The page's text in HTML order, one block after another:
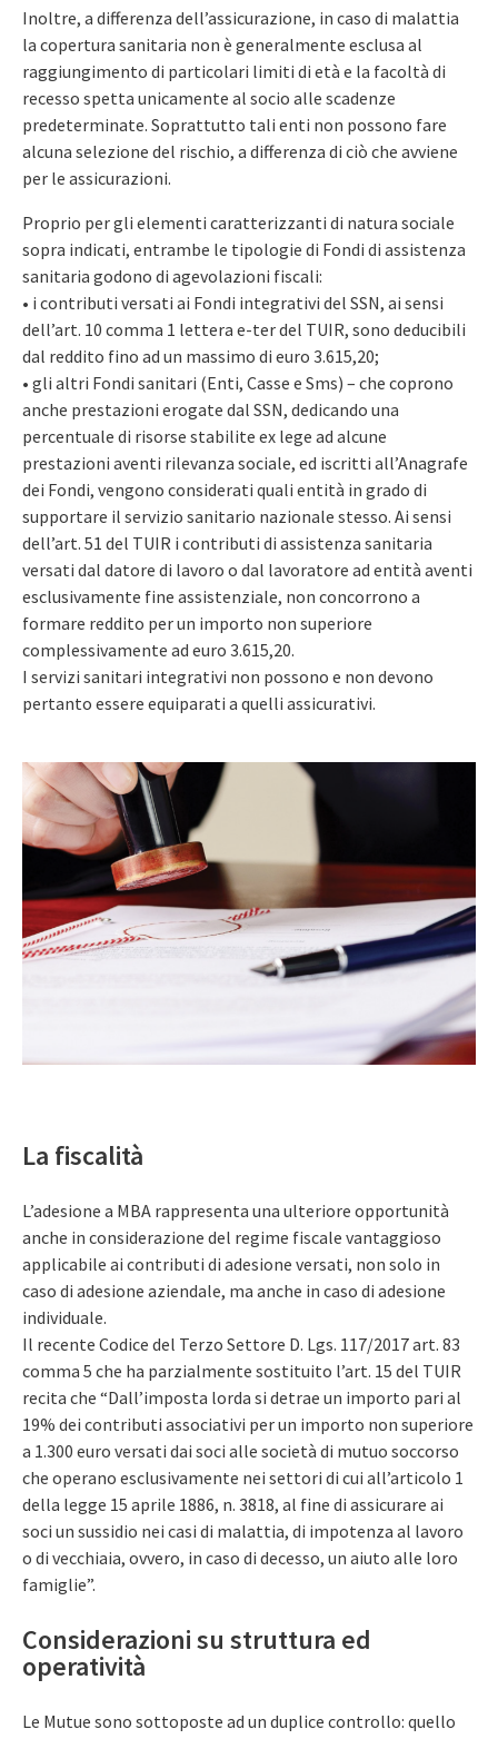
Inoltre, a differenza dell’assicurazione, in caso di malattia
la copertura sanitaria non è generalmente esclusa al
raggiungimento di particolari limiti di età e la facoltà di
recesso spetta unicamente al socio alle scadenze
predeterminate. Soprattutto tali enti non possono fare
alcuna selezione del rischio, a differenza di ciò che avviene
per le assicurazioni.
Proprio per gli elementi caratterizzanti di natura sociale
sopra indicati, entrambe le tipologie di Fondi di assistenza
sanitaria godono di agevolazioni fiscali:
• i contributi versati ai Fondi integrativi del SSN, ai sensi
dell’art. 10 comma 1 lettera e-ter del TUIR, sono deducibili
dal reddito fino ad un massimo di euro 3.615,20;
• gli altri Fondi sanitari (Enti, Casse e Sms) – che coprono
anche prestazioni erogate dal SSN, dedicando una
percentuale di risorse stabilite ex lege ad alcune
prestazioni aventi rilevanza sociale, ed iscritti all’Anagrafe
dei Fondi, vengono considerati quali entità in grado di
supportare il servizio sanitario nazionale stesso. Ai sensi
dell’art. 51 del TUIR i contributi di assistenza sanitaria
versati dal datore di lavoro o dal lavoratore ad entità aventi
esclusivamente fine assistenziale, non concorrono a
formare reddito per un importo non superiore
complessivamente ad euro 3.615,20.
I servizi sanitari integrativi non possono e non devono
pertanto essere equiparati a quelli assicurativi.
La fiscalità
L’adesione a MBA rappresenta una ulteriore opportunità
anche in considerazione del regime fiscale vantaggioso
applicabile ai contributi di adesione versati, non solo in
caso di adesione aziendale, ma anche in caso di adesione
individuale.
Il recente Codice del Terzo Settore D. Lgs. 117/2017 art. 83
comma 5 che ha parzialmente sostituito l’art. 15 del TUIR
recita che “Dall’imposta lorda si detrae un importo pari al
19% dei contributi associativi per un importo non superiore
a 1.300 euro versati dai soci alle società di mutuo soccorso
che operano esclusivamente nei settori di cui all’articolo 1
della legge 15 aprile 1886, n. 3818, al fine di assicurare ai
soci un sussidio nei casi di malattia, di impotenza al lavoro
o di vecchiaia, ovvero, in caso di decesso, un aiuto alle loro
famiglie”.
Considerazioni su struttura ed
operatività
Le Mutue sono sottoposte ad un duplice controllo: quello